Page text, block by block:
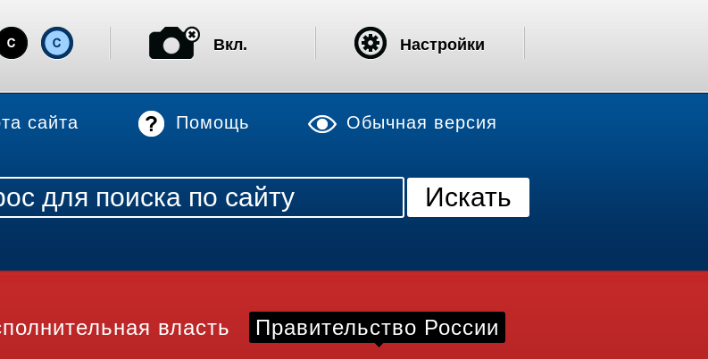
сайта Помощь Обычная версия
власть
Правительство России
Вкл. Настройки